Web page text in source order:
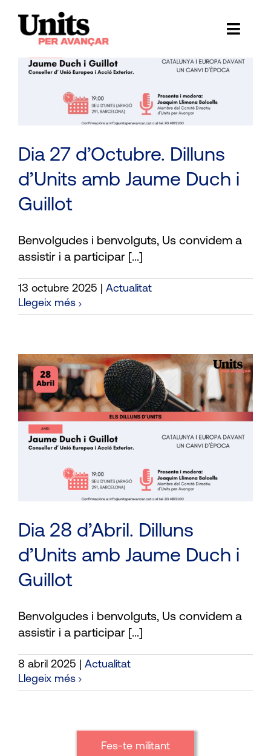
content
Dia 27 d’Octubre. Dilluns
d’Units amb Jaume Duch i
Guillot
Benvolgudes i benvolguts, Us convidem a
assistir i a participar [...]
13 octubre 2025
Actualitat
Llegeix més
Dia 28 d’Abril. Dilluns
d’Units amb Jaume Duch i
Guillot
Benvolgudes i benvolguts, Us convidem a
assistir i a participar [...]
8 abril 2025
Actualitat
Llegeix més
Fes-te militant